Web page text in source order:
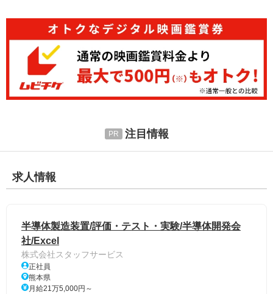
注目情報
求人情報
半導体製造装置/評価・テスト・実験/半導体開発会
社/Excel
株式会社スタッフサービス
正社員
熊本県
月給21万5,000円～